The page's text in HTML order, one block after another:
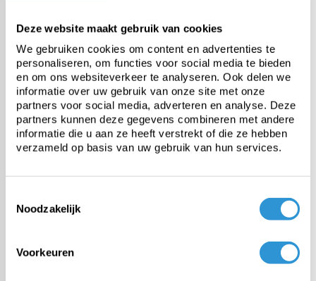
Deze website maakt gebruik van cookies
We gebruiken cookies om content en advertenties te
personaliseren, om functies voor social media te bieden
en om ons websiteverkeer te analyseren. Ook delen we
informatie over uw gebruik van onze site met onze
partners voor social media, adverteren en analyse. Deze
partners kunnen deze gegevens combineren met andere
informatie die u aan ze heeft verstrekt of die ze hebben
verzameld op basis van uw gebruik van hun services.
Noodzakelijk
Voorkeuren
Origine Europa
Dikte 0,5mm
Scheurweerstand 200 N
Treksterkte 2000 N/5cm